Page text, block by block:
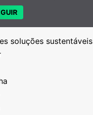
soluções sustentáveis